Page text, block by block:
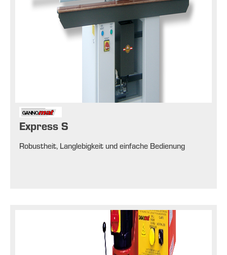
Express S
Robustheit, Langlebigkeit und einfache Bedienung